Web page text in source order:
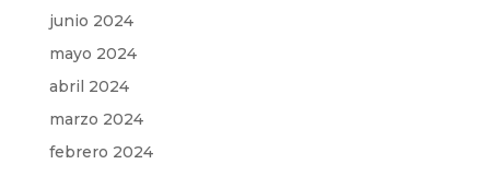
junio 2024
mayo 2024
abril 2024
marzo 2024
febrero 2024